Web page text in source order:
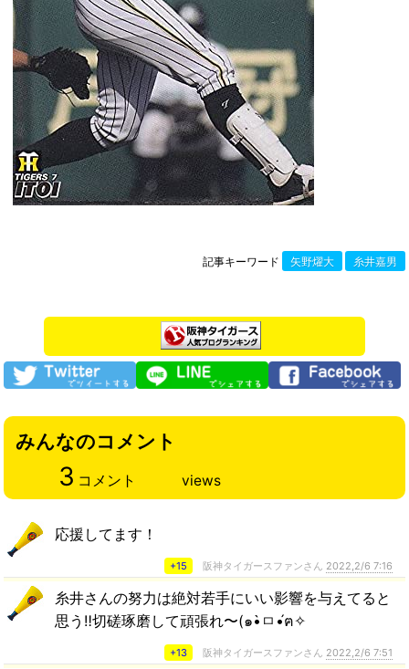
記事キーワード 矢野燿大 糸井嘉男
みんなのコメント
3 コメント views
応援してます！
+15 阪神タイガースファンさん 2022,2/6 7:16
糸井さんの努力は絶対若手にいい影響を与えてると
思う‼️切磋琢磨して頑張れ〜(๑•̀ㅁ•́ฅ✧
+13 阪神タイガースファンさん 2022,2/6 7:51